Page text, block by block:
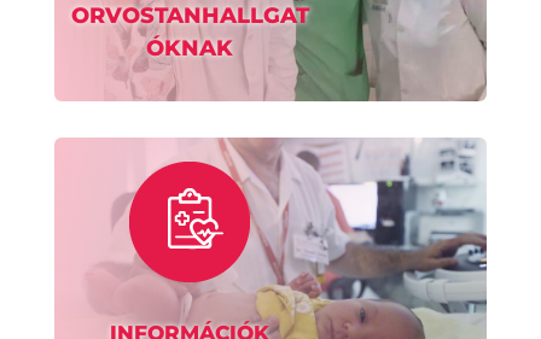
ORVOSTANHALLGAT
ÓKNAK
INFORMÁCIÓK